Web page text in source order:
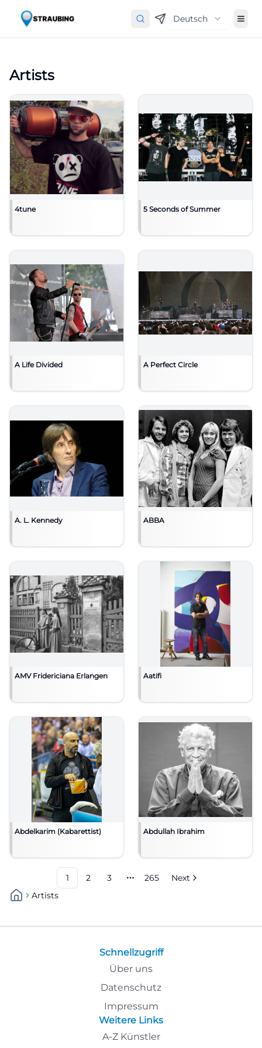
Deutsch
Artists
4tune 5 Seconds of Summer
A Life Divided A Perfect Circle
A. L. Kennedy ABBA
AMV Fridericiana Erlangen Aatifi
Abdelkarim (Kabarettist) Abdullah Ibrahim
1 2 3
More pages
265
Next
Artists
Schnellzugriff
Über uns
Datenschutz
Impressum
Weitere Links
A-Z Künstler